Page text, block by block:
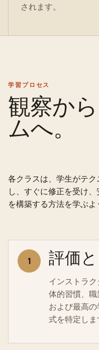
されます。
学習プロセス
観察か
ムへ。
各クラスは、学生がテ
し、すぐに修正を受け
を構築する方法を学ぶよ
1 評価
インストラ
体的習慣、職
および最高
式を特定しま